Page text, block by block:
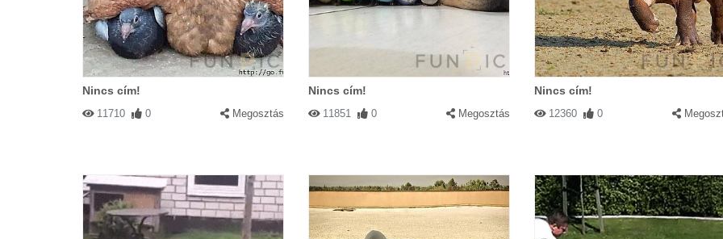
Nincs cím!
11710 0 Megosztás
Nincs cím!
11851 0 Megosztás
Nincs cím!
12360 0